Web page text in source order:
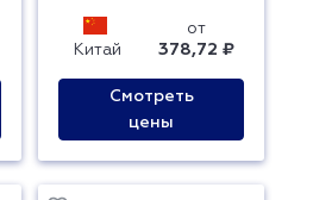
Китай
от
378,72 ₽
Смотреть
цены